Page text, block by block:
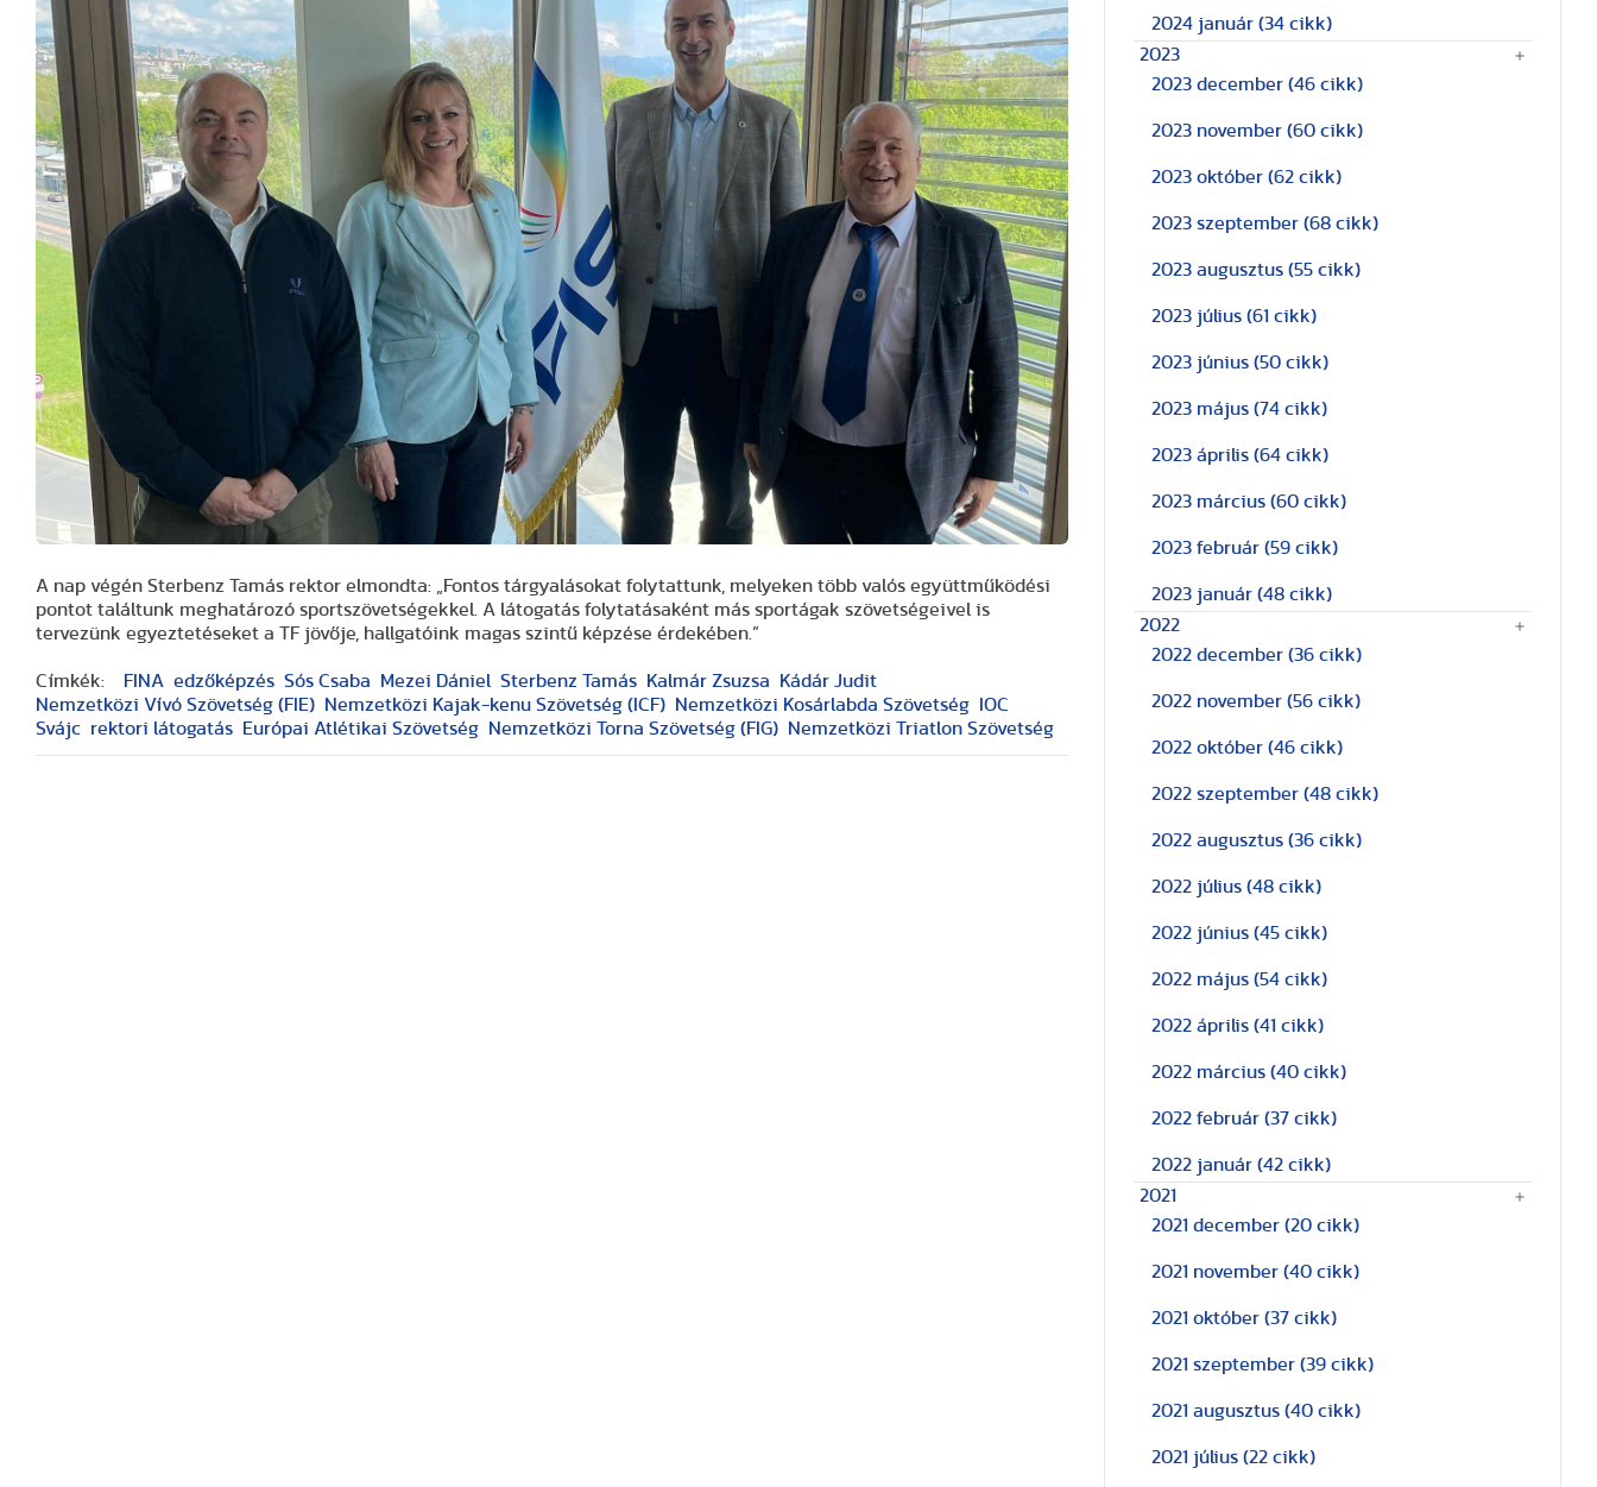
A nap végén Sterbenz Tamás rektor elmondta: „Fontos tárgyalásokat folytattunk, melyeken több valós együttműködési
pontot találtunk meghatározó sportszövetségekkel. A látogatás folytatásaként más sportágak szövetségeivel is
tervezünk egyeztetéseket a TF jövője, hallgatóink magas szintű képzése érdekében.”
Címkék: FINA edzőképzés Sós Csaba Mezei Dániel Sterbenz Tamás Kalmár Zsuzsa
Kádár Judit
Nemzetközi Vívó Szövetség (FIE)
Nemzetközi Kajak-kenu Szövetség (ICF) Nemzetközi Kosárlabda Szövetség
IOC
Svájc rektori látogatás Európai Atlétikai Szövetség Nemzetközi Torna Szövetség (FIG) Nemzetközi Triatlon Szövetség
2024 január (34 cikk)
2023
2023 december (46 cikk)
2023 november (60 cikk)
2023 október (62 cikk)
2023 szeptember (68 cikk)
2023 augusztus (55 cikk)
2023 július (61 cikk)
2023 június (50 cikk)
2023 május (74 cikk)
2023 április (64 cikk)
2023 március (60 cikk)
2023 február (59 cikk)
2023 január (48 cikk)
2022
2022 december (36 cikk)
2022 november (56 cikk)
2022 október (46 cikk)
2022 szeptember (48 cikk)
2022 augusztus (36 cikk)
2022 július (48 cikk)
2022 június (45 cikk)
2022 május (54 cikk)
2022 április (41 cikk)
2022 március (40 cikk)
2022 február (37 cikk)
2022 január (42 cikk)
2021
2021 december (20 cikk)
2021 november (40 cikk)
2021 október (37 cikk)
2021 szeptember (39 cikk)
2021 augusztus (40 cikk)
2021 július (22 cikk)